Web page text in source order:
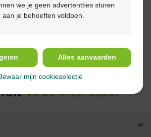
vous intéresser
we je geen advertentties sturen
aan je behoeften voldoen.
Alles aanvaarden
mijn cookieselectie